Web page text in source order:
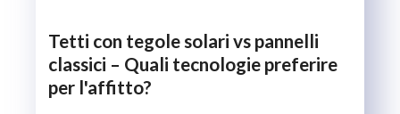
Tetti con tegole solari vs pannelli
classici – Quali tecnologie preferire
per l'affitto?